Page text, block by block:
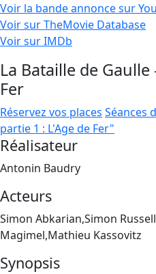
Voir la bande annonce sur
Voir sur TheMovie Database
Voir sur IMDb
La Bataille de Gaulle
Fer
Réservez vos places Séances
partie 1 : L'Age de Fer"
Réalisateur
Antonin Baudry
Acteurs
Simon Abkarian,Simon
Magimel,Mathieu Kassovitz
Synopsis